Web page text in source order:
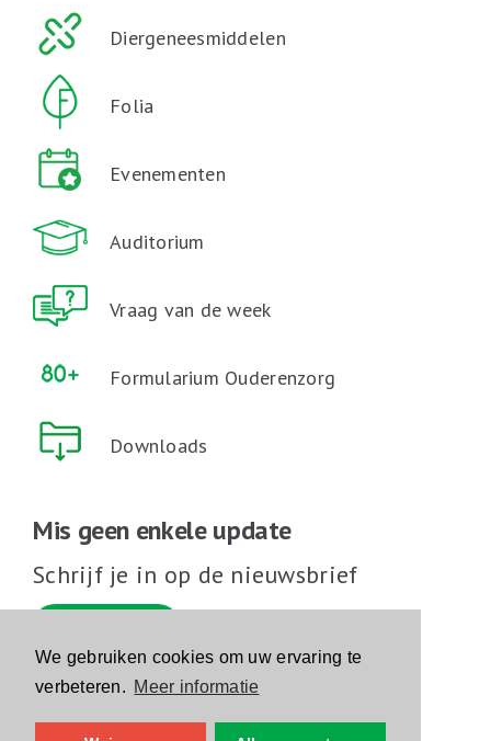
We gebruiken cookies om uw ervaring te
verbeteren. Meer informatie
Diergeneesmiddelen
Folia
Evenementen
Auditorium
Vraag van de week
Formularium Ouderenzorg
Downloads
Mis geen enkele update
Schrijf je in op de nieuwsbrief
Volg ons op sociale media